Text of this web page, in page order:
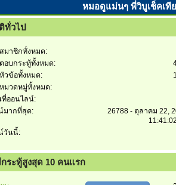
หมอดูแม่นๆ พี่วิบูเช็คเที
ทั่วไป
มาชิกทั้งหมด:
อบกระทู้ทั้งหมด:
วข้อทั้งหมด:
มวดหมู่ทั้งหมด:
ที่ออนไลน์:
มากที่สุด:
26788 - ตุลาคม 22,
วันนี้:
ระทู้สูงสุด 10 คนแรก